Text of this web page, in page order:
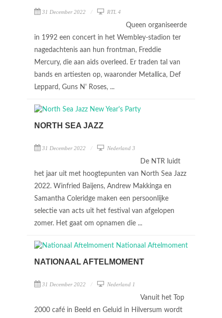
31 December 2022 RTL 4
Queen organiseerde
in 1992 een concert in het Wembley-stadion ter
nagedachtenis aan hun frontman, Freddie
Mercury, die aan aids overleed. Er traden tal van
bands en artiesten op, waaronder Metallica, Def
Leppard, Guns N' Roses, ...
NORTH SEA JAZZ
31 December 2022 Nederland 3
De NTR luidt
het jaar uit met hoogtepunten van North Sea Jazz
2022. Winfried Baijens, Andrew Makkinga en
Samantha Coleridge maken een persoonlijke
selectie van acts uit het festival van afgelopen
zomer. Het gaat om opnamen die ...
NATIONAAL AFTELMOMENT
31 December 2022 Nederland 1
Vanuit het Top
2000 café in Beeld en Geluid in Hilversum wordt